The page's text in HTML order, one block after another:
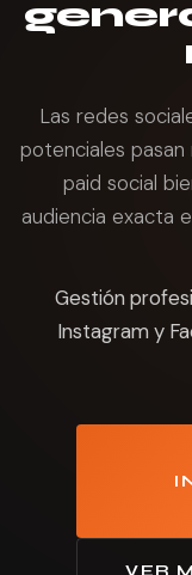
Las redes
potenciales
paid social
audiencia exacta
Gestión
Instagram y
VER